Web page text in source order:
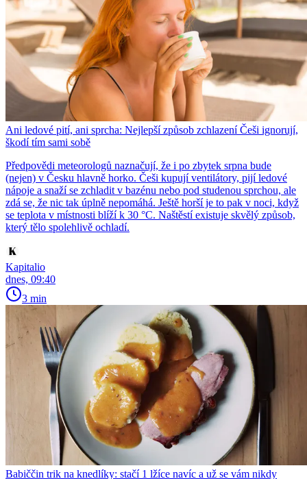
Ani ledové pití, ani sprcha: Nejlepší způsob zchlazení Češi ignorují,
škodí tím sami sobě
Předpovědi meteorologů naznačují, že i po zbytek srpna bude
(nejen) v Česku hlavně horko. Češi kupují ventilátory, pijí ledové
nápoje a snaží se zchladit v bazénu nebo pod studenou sprchou, ale
zdá se, že nic tak úplně nepomáhá. Ještě horší je to pak v noci, když
se teplota v místnosti blíží k 30 °C. Naštěstí existuje skvělý způsob,
který tělo spolehlivě ochladí.
Kapitalio
dnes, 09:40
3 min
Babiččin trik na knedlíky: stačí 1 lžíce navíc a už se vám nikdy